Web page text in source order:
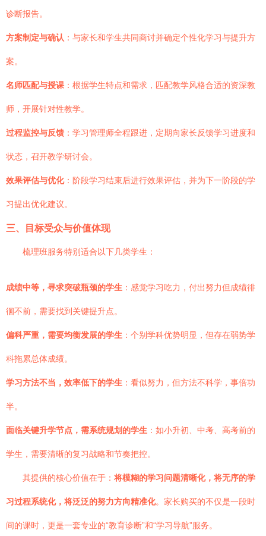
诊断报告。
方案制定与确认 ：与家长和学生共同商讨并确定个性化学习与提升方
案。
名师匹配与授课 ：根据学生特点和需求，匹配教学风格合适的资深教
师，开展针对性教学。
过程监控与反馈 ：学习管理师全程跟进，定期向家长反馈学习进度和
状态，召开教学研讨会。
效果评估与优化：阶段学习结束后进行效果评估，并为下一阶段的学
习提出优化建议。
三、目标受众与价值体现
梳理班服务特别适合以下几类学生：
成绩中等，寻求突破瓶颈的学生 ：感觉学习吃力，付出努力但成绩徘
徊不前，需要找到关键提升点。
偏科严重，需要均衡发展的学生 ：个别学科优势明显，但存在弱势学
科拖累总体成绩。
学习方法不当，效率低下的学生 ：看似努力，但方法不科学，事倍功
半。
面临关键升学节点，需系统规划的学生 ：如小升初、中考、高考前的
学生，需要清晰的复习战略和节奏把控。
其提供的核心价值在于： 将模糊的学习问题清晰化，将无序的学
习过程系统化，将泛泛的努力方向精准化。家长购买的不仅是一段时
间的课时，更是一套专业的“教育诊断”和“学习导航”服务。